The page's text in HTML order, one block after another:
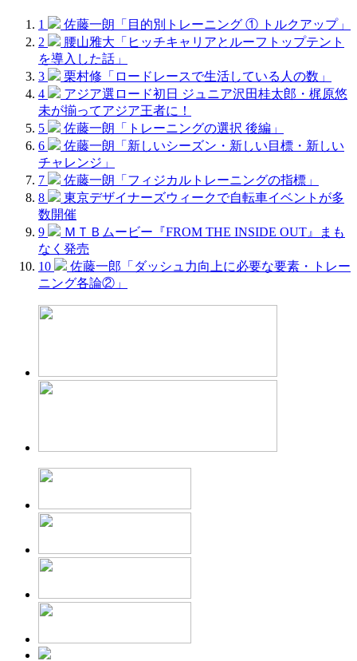
1
佐藤一朗「目的別トレーニング ① トルクアップ」
2
腰山雅大「ヒッチキャリアとルーフトップテント
を導入した話」
3
栗村修「ロードレースで生活している人の数」
4
アジア選ロード初日 ジュニア沢田桂太郎・梶原悠
未が揃ってアジア王者に！
5
佐藤一朗「トレーニングの選択 後編」
6
佐藤一朗「新しいシーズン・新しい目標・新しい
チャレンジ」
7
佐藤一朗「フィジカルトレーニングの指標」
8
東京デザイナーズウィークで自転車イベントが多
数開催
9
ＭＴＢムービー『FROM THE INSIDE OUT』まも
なく発売
10
佐藤一郎「ダッシュ力向上に必要な要素・トレー
ニング各論②」